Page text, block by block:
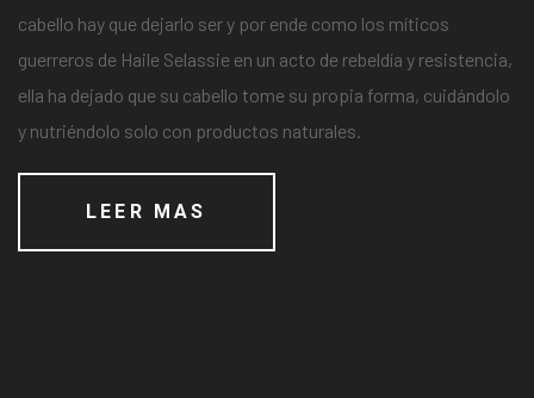
cabello hay que dejarlo ser y por ende como los míticos
guerreros de Haile Selassie en un acto de rebeldía y resistencia,
ella ha dejado que su cabello tome su propia forma, cuidándolo
y nutriéndolo solo con productos naturales.
LEER MAS